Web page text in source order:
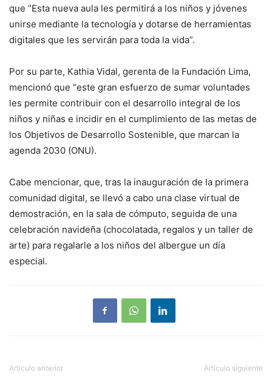
que “Esta nueva aula les permitirá a los niños y jóvenes
unirse mediante la tecnología y dotarse de herramientas
digitales que les servirán para toda la vida”.
Por su parte, Kathia Vidal, gerenta de la Fundación Lima,
mencionó que “este gran esfuerzo de sumar voluntades
les permite contribuir con el desarrollo integral de los
niños y niñas e incidir en el cumplimiento de las metas de
los Objetivos de Desarrollo Sostenible, que marcan la
agenda 2030 (ONU).
Cabe mencionar, que, tras la inauguración de la primera
comunidad digital, se llevó a cabo una clase virtual de
demostración, en la sala de cómputo, seguida de una
celebración navideña (chocolatada, regalos y un taller de
arte) para regalarle a los niños del albergue un día
especial.
Artículo anterior Artículo siguiente